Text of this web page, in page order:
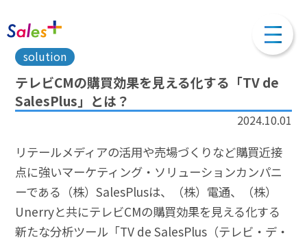
solution
テレビCMの購買効果を見える化する「TV de
SalesPlus」とは？
2024.10.01
リテールメディアの活用や売場づくりなど購買近接
点に強いマーケティング・ソリューションカンパニ
ーである（株）SalesPlusは、（株）電通、（株）
Unerryと共にテレビCMの購買効果を見える化する
新たな分析ツール「TV de SalesPlus（テレビ・デ・